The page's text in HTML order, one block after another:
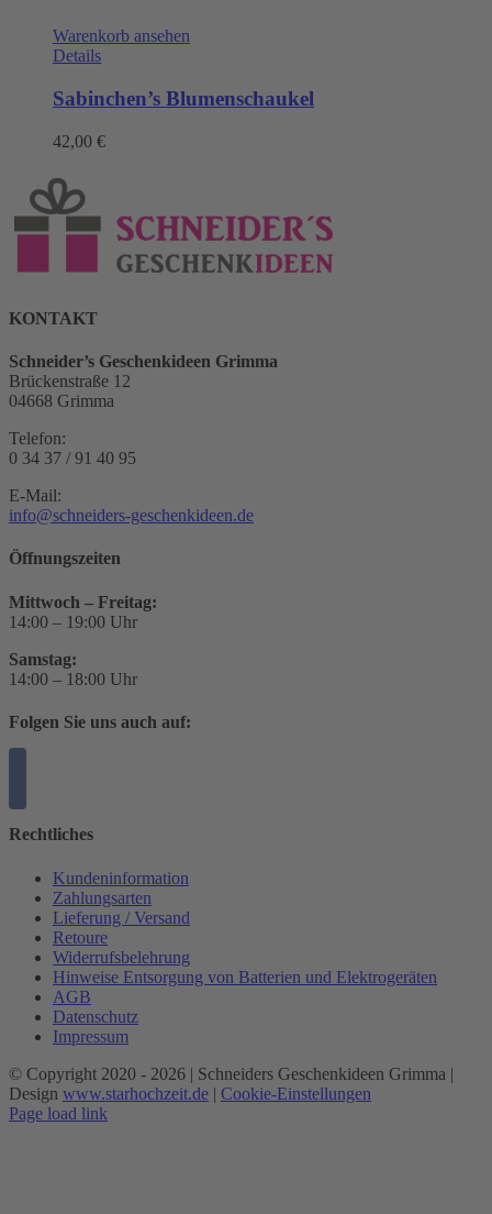
Warenkorb ansehen
Details
Sabinchen’s Blumenschaukel
42,00 €
KONTAKT
Schneider’s Geschenkideen Grimma
Brückenstraße 12
04668 Grimma
Telefon:
0 34 37 / 91 40 95
E-Mail:
info@schneiders-geschenkideen.de
Öffnungszeiten
Mittwoch – Freitag:
14:00 – 19:00 Uhr
Samstag:
14:00 – 18:00 Uhr
Folgen Sie uns auch auf:
Rechtliches
Kundeninformation
Zahlungsarten
Lieferung / Versand
Retoure
Widerrufsbelehrung
Hinweise Entsorgung von Batterien und Elektrogeräten
AGB
Datenschutz
Impressum
© Copyright 2020 - 2026 | Schneiders Geschenkideen Grimma |
Design www.starhochzeit.de | Cookie-Einstellungen
Page load link